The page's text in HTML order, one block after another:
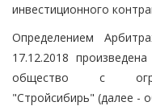
инвестиционного
Определением
17.12.2018
общество с
"Стройсибирь" (далее -